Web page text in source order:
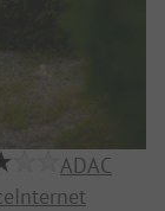
ADAC
Internet